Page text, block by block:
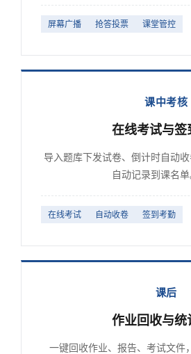
屏幕广播 抢答投票 课堂管控
课中考核
在线考试与签
导入题库下发试卷、倒计时自动
自动记录到课名单
在线考试 自动收卷 签到考勤
课后
作业回收与统
一键回收作业、报告、考试文件